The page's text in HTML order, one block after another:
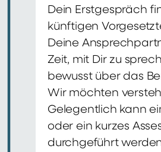
Dein Erstgespräch
künftigen
Deine
Zeit, mit Dir zu
bewusst über das
Wir möchten
Gelegentlich kann
oder ein kurzes
durchgeführt